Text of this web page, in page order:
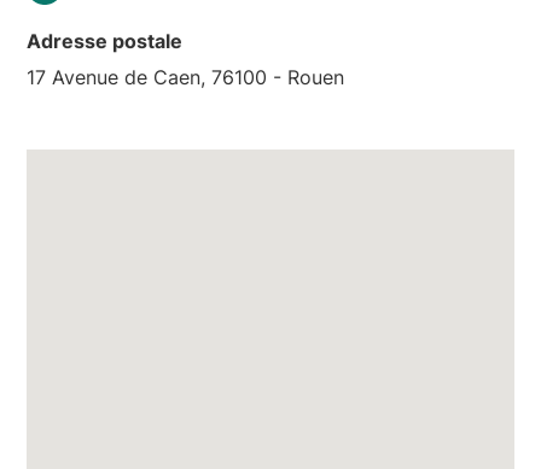
Adresse postale
17 Avenue de Caen, 76100 - Rouen